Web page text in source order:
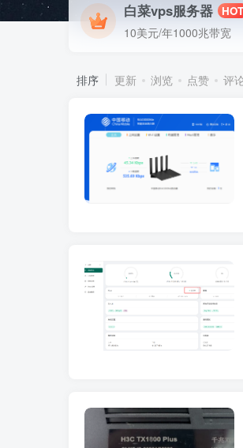
白菜vps服务器 HOT
10美元/年1000兆带宽
排序 更新 浏览 点赞 评